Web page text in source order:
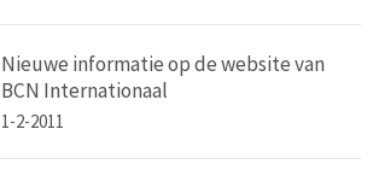
Nieuwe informatie op de website van
BCN Internationaal
1-2-2011